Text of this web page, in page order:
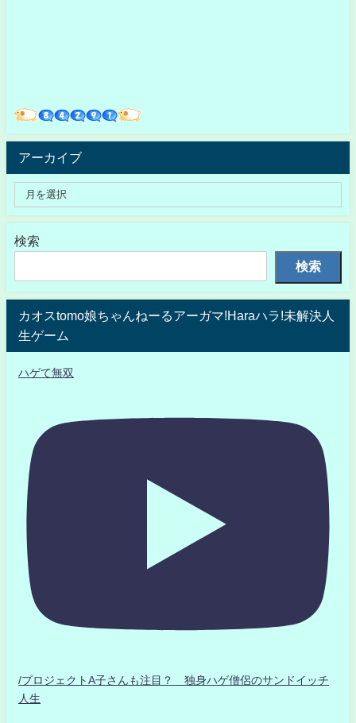
アーカイブ
検索
検索
カオスtomo娘ちゃんねーるアーガマ!Haraハラ!未解決人
生ゲーム
ハゲて無双
/プロジェクトA子さんも注目？ 独身ハゲ僧侶のサンドイッチ
人生